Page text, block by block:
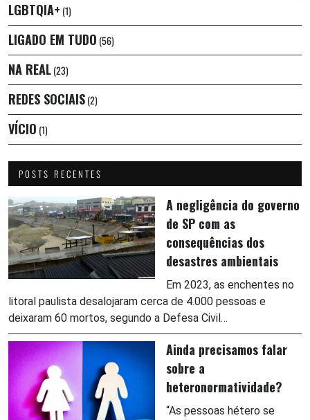
LGBTQIA+ (1)
LIGADO EM TUDO (56)
NA REAL(23)
REDES SOCIAIS(2)
VÍCIO (1)
POSTS RECENTES
A negligência do governo
de SP com as
consequências dos
desastres ambientais
Em 2023, as enchentes no
litoral paulista desalojaram cerca de 4.000 pessoas e
deixaram 60 mortos, segundo a Defesa Civil…
Ainda precisamos falar
sobre a
heteronormatividade?
“As pessoas hétero se